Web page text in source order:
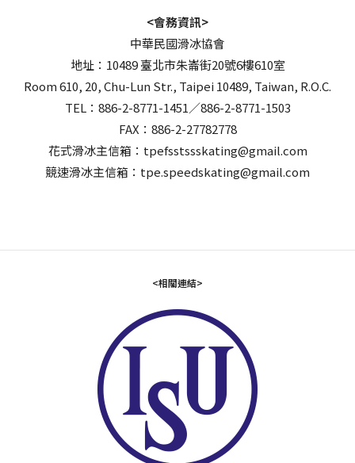
<會務資訊>
中華民國滑冰協會
地址：10489 臺北市朱崙街20號6樓610室
Room 610, 20, Chu-Lun Str., Taipei 10489, Taiwan, R.O.C.
TEL：886-2-8771-1451／886-2-8771-1503
FAX：886-2-27782778
花式滑冰主信箱：tpefsstssskating@gmail.com
競速滑冰主信箱：tpe.speedskating@gmail.com
<相關連結>